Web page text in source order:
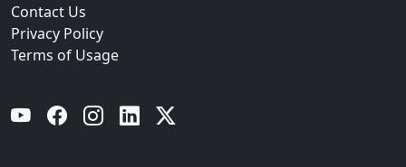
Contact Us
Privacy Policy
Terms of Usage
YouTube Facebook Instagram Linkedin